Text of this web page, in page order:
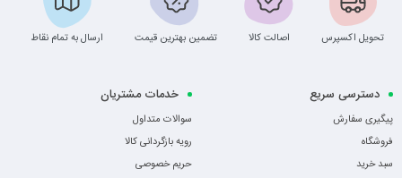
تحویل اکسپرس اصالت کالا تضمین بهترین قیمت ارسال به تمام نقاط
دسترسی سریع
پیگیری سفارش
فروشگاه
سبد خرید
خدمات مشتریان
سوالات متداول
رویه بازگردانی کالا
حریم خصوصی